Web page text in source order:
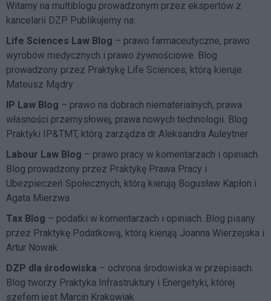
Witamy na multiblogu prowadzonym przez ekspertów z
kancelarii DZP. Publikujemy na:
Life Sciences Law Blog – prawo farmaceutyczne, prawo
wyrobów medycznych i prawo żywnościowe. Blog
prowadzony przez Praktykę Life Sciences, którą kieruje
Mateusz Mądry
IP Law Blog – prawo na dobrach niematerialnych, prawa
własności przemysłowej, prawa nowych technologii. Blog
Praktyki IP&TMT, którą zarządza dr Aleksandra Auleytner
Labour Law Blog – prawo pracy w komentarzach i opiniach.
Blog prowadzony przez Praktykę Prawa Pracy i
Ubezpieczeń Społecznych, którą kierują Bogusław Kapłon i
Agata Mierzwa
Tax Blog – podatki w komentarzach i opiniach. Blog pisany
przez Praktykę Podatkową, którą kierują Joanna Wierzejska i
Artur Nowak
DZP dla środowiska – ochrona środowiska w przepisach.
Blog tworzy Praktyka Infrastruktury i Energetyki, której
szefem jest Marcin Krakowiak